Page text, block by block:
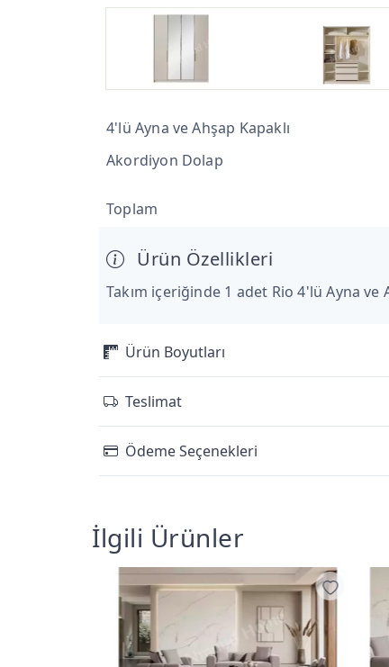
4'lü Ayna ve Ahşap Kapaklı
Akordiyon Dolap
Toplam
Ürün Özellikleri
Takım içeriğinde 1 adet Rio 4'lü Ayna
Ürün Boyutları
Teslimat
Ödeme Seçenekleri
İlgili Ürünler